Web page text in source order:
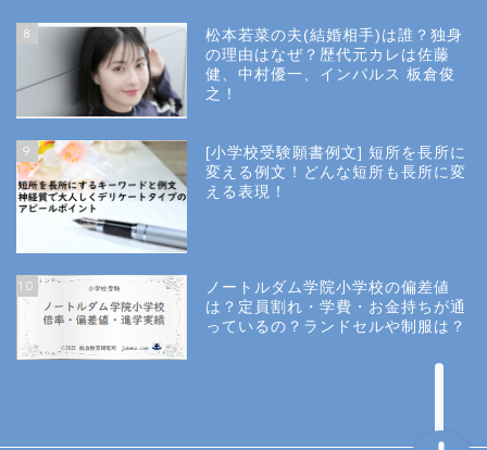
8
松本若菜の夫(結婚相手)は誰？独身
の理由はなぜ？歴代元カレは佐藤
健、中村優一、インパルス 板倉俊
之！
9
[小学校受験願書例文] 短所を長所に
変える例文！どんな短所も長所に変
える表現！
10
ノートルダム学院小学校の偏差値
は？定員割れ・学費・お金持ちが通
っているの？ランドセルや制服は？
小学校受験
所長コラム
説明会や面接の服装